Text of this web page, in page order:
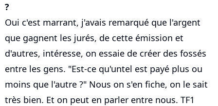
?
Oui c'est marrant, j'avais remarqué que l'argent
que gagnent les jurés, de cette émission et
d'autres, intéresse, on essaie de créer des fossés
entre les gens. "Est-ce qu'untel est payé plus ou
moins que l'autre ?" Nous on s'en fiche, on le sait
très bien. Et on peut en parler entre nous. TF1